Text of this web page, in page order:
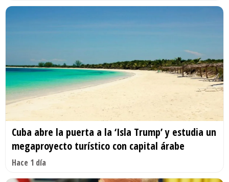
Cuba abre la puerta a la ‘Isla Trump’ y estudia un
megaproyecto turístico con capital árabe
Hace 1 día